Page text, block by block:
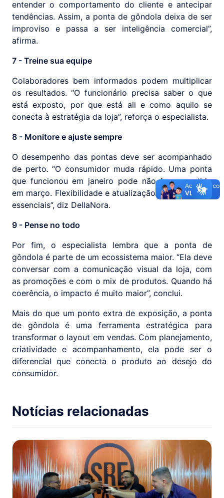
entender o comportamento do cliente e antecipar
tendências. Assim, a ponta de gôndola deixa de ser
improviso e passa a ser inteligência comercial”,
afirma.
7 - Treine sua equipe
Colaboradores bem informados podem multiplicar
os resultados. “O funcionário precisa saber o que
está exposto, por que está ali e como aquilo se
conecta à estratégia da loja”, reforça o especialista.
8 - Monitore e ajuste sempre
O desempenho das pontas deve ser acompanhado
de perto. “O consumidor muda rápido. Uma ponta
que funcionou em janeiro pode não fazer sentido
em março. Flexibilidade e atualização constante são
essenciais”, diz DellaNora.
9 - Pense no todo
Por fim, o especialista lembra que a ponta de
gôndola é parte de um ecossistema maior. “Ela deve
conversar com a comunicação visual da loja, com
as promoções e com o mix de produtos. Quando há
coerência, o impacto é muito maior”, conclui.
Mais do que um ponto extra de exposição, a ponta
de gôndola é uma ferramenta estratégica para
transformar o layout em vendas. Com planejamento,
criatividade e acompanhamento, ela pode ser o
diferencial que conecta o produto ao desejo do
consumidor.
Notícias relacionadas